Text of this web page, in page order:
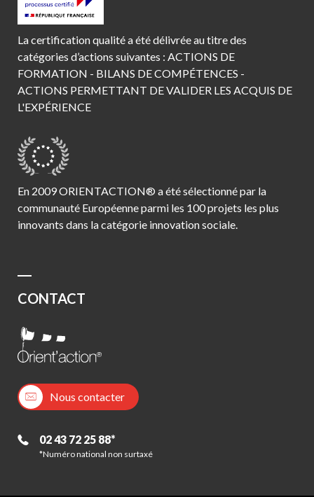
La certification qualité a été délivrée au titre des
catégories d’actions suivantes : ACTIONS DE
FORMATION - BILANS DE COMPÉTENCES -
ACTIONS PERMETTANT DE VALIDER LES ACQUIS DE
L'EXPÉRIENCE
En 2009 ORIENTACTION® a été sélectionné par la
communauté Européenne parmi les 100 projets les plus
innovants dans la catégorie innovation sociale.
CONTACT
Nous contacter
02 43 72 25 88*
*Numéro national non surtaxé